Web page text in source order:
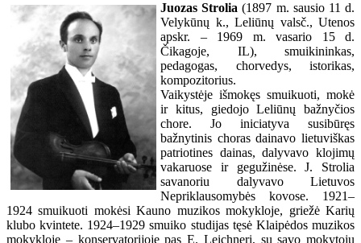
Juozas Strolia (1897 m. sausio 11 d.
Velykūnų k., Leliūnų valsč., Utenos
apskr. – 1969 m. vasario 15 d.
Čikagoje, IL), smuikininkas,
pedagogas, chorvedys, istorikas,
kompozitorius.
Vaikystėje išmokęs smuikuoti, mokė
ir kitus, giedojo Leliūnų bažnyčios
chore. Jo iniciatyva susibūręs
bažnytinis choras dainavo lietuviškas
patriotines dainas, dalyvavo klojimų
vakaruose ir gegužinėse. J. Strolia
savanoriu dalyvavo Lietuvos
Nepriklausomybės kovose. 1921–
1924 smuikuoti mokėsi Kauno muzikos mokykloje, griežė Karių
klubo kvintete. 1924–1929 smuiko studijas tęsė Klaipėdos muzikos
mokykloje – konservatorijoje pas E. Leichnerį, su savo mokytoju